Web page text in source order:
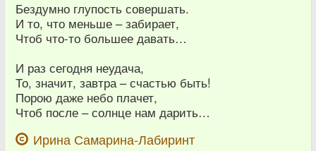
Бездумно глупость совершать.
И то, что меньше – забирает,
Чтоб что-то большее давать…
И раз сегодня неудача,
То, значит, завтра – счастью быть!
Порою даже небо плачет,
Чтоб после – солнце нам дарить…
Ирина Самарина-Лабиринт